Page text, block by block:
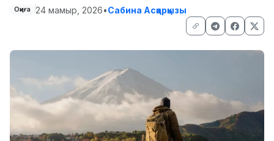
Оқиға 24 мамыр, 2026•Сабина Асқарқызы